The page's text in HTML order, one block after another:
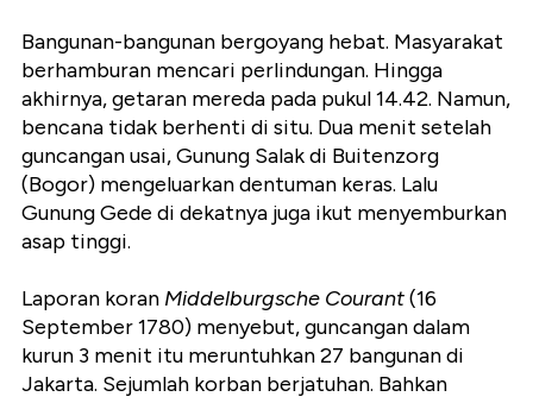
Bangunan-bangunan bergoyang hebat. Masyarakat
berhamburan mencari perlindungan. Hingga
akhirnya, getaran mereda pada pukul 14.42. Namun,
bencana tidak berhenti di situ. Dua menit setelah
guncangan usai, Gunung Salak di Buitenzorg
(Bogor) mengeluarkan dentuman keras. Lalu
Gunung Gede di dekatnya juga ikut menyemburkan
asap tinggi.
Laporan koran Middelburgsche Courant(16
September 1780) menyebut, guncangan dalam
kurun 3 menit itu meruntuhkan 27 bangunan di
Jakarta. Sejumlah korban berjatuhan. Bahkan